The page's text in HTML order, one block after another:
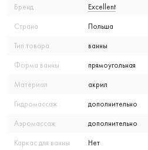
Бренд Excellent
Страна Польша
Тип товара ванны
Форма ванны прямоугольная
Материал акрил
Гидромассаж дополнительно
Аэромассаж дополнительно
Каркас для ванны Нет